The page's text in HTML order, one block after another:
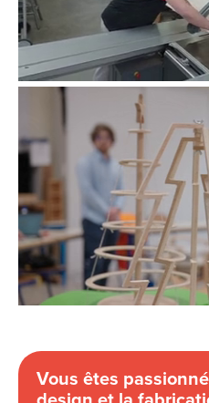
Vous êtes